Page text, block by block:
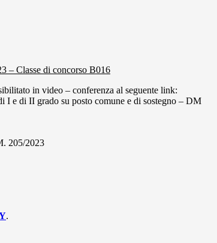
– Classe di concorso B016
in video – conferenza al seguente link:
I e di II grado su posto comune e di sostegno – DM
205/2023
.